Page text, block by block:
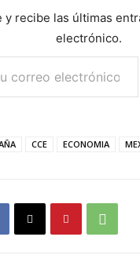
y recibe las últimas
electrónico.
CCE ECONOMIA